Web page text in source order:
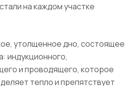
на каждом участке
утолщенное дно, состоящее
индукционного,
и проводящего, которое
тепло и препятствует